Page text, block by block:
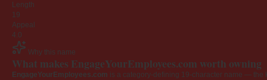
Length
19
Appeal
4.0
Why this name
What makes EngageYourEmployees.com worth owning
EngageYourEmployees.com is a category-defining 19-character name — the